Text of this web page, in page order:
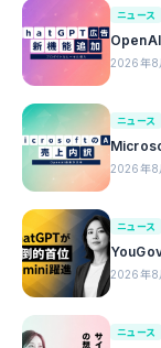
ニュース
OpenAI
2026年8
ニュース
2026年8
ニュース
2026年8
ニュース